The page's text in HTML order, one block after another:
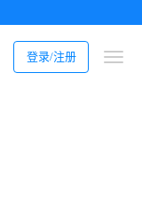
登录/注册